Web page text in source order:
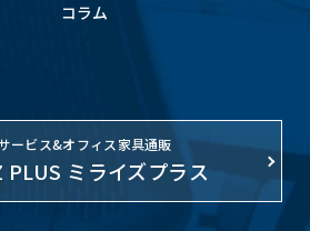
コラム
ービス&オフィス家具通販
PLUS ミライズプラス